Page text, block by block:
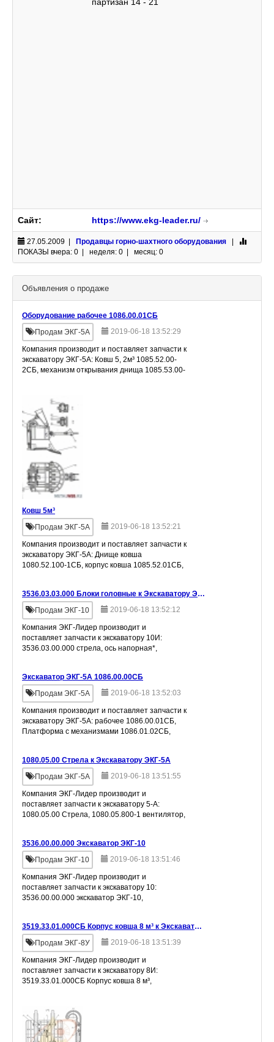
Сайт: https://www.ekg-leader.ru/
27.05.2009 | Продавцы горно-шахтного оборудования
ПОКАЗЫ вчера: 0 | неделя: 0 | месяц: 0
Объявления о продаже
Оборудование рабочее 1086.00.01СБ
Продам ЭКГ-5А
2019-06-18 13:52:29
Компания производит и поставляет запчасти к
экскаватору ЭКГ-5А: Ковш 5, 2м³ 1085.52.00-
2СБ, механизм открывания днища 1085.53.00-
Ковш 5м³
Продам ЭКГ-5А
2019-06-18 13:52:21
Компания производит и поставляет запчасти к
экскаватору ЭКГ-5А: Днище ковша
1080.52.100-1СБ, корпус ковша 1085.52.01СБ,
1080.02.300-1С
3536.03.03.000 Блоки головные к Экскаватору ЭКГ 10
Продам ЭКГ-10
2019-06-18 13:52:12
Компания ЭКГ-Лидер производит и
поставляет запчасти к экскаватору 10И:
3536.03.00.000 стрела, ось напорная*,
механизм о
Экскаватор ЭКГ-5А 1086.00.00СБ
Продам ЭКГ-5А
2019-06-18 13:52:03
Компания производит и поставляет запчасти к
экскаватору ЭКГ-5А: рабочее 1086.00.01CБ,
Платформа с механизмами 1086.01.02СБ,
1080.05.00 Стрела к Экскаватору ЭКГ-5А
Продам ЭКГ-5А
2019-06-18 13:51:55
Компания ЭКГ-Лидер производит и
поставляет запчасти к экскаватору 5-А:
1080.05.00 Стрела, 1080.05.800-1 вентилятор,
ограничитель
3536.00.00.000 Экскаватор ЭКГ-10
Продам ЭКГ-10
2019-06-18 13:51:46
Компания ЭКГ-Лидер производит и
поставляет запчасти к экскаватору 10:
3536.00.00.000 экскаватор ЭКГ-10,
3536.01.03.0
3519.33.01.000СБ Корпус ковша 8 м³ к Экскаватору ЭКГ 8И
Продам ЭКГ-8У
2019-06-18 13:51:39
Компания ЭКГ-Лидер производит и
поставляет запчасти к экскаватору 8И:
3519.33.01.000СБ Корпус ковша 8 м³,
днища ковша, 3519.3